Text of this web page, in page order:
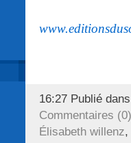
www.edi
16:27 Publié
Commentaires (0)
Élisabeth willenz,